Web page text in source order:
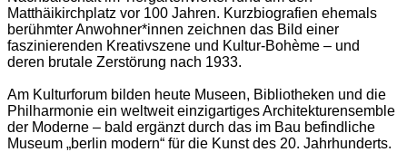
Matthäikirchplatz vor 100 Jahren. Kurzbiografien ehemals
berühmter Anwohner*innen zeichnen das Bild einer
faszinierenden Kreativszene und Kultur-Bohème – und
deren brutale Zerstörung nach 1933.
Am Kulturforum bilden heute Museen, Bibliotheken und die
Philharmonie ein weltweit einzigartiges Architekturensemble
der Moderne – bald ergänzt durch das im Bau befindliche
Museum „berlin modern“ für die Kunst des 20. Jahrhunderts.